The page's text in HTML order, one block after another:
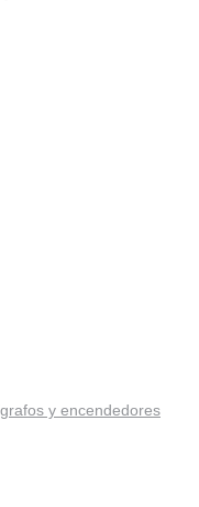
y encendedores